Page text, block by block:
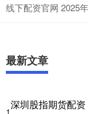
线下配资官网 2025
最新文章
深圳股指期货配